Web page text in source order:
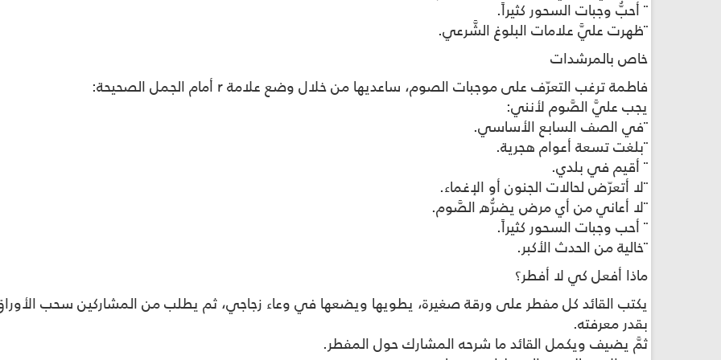
¨ أحبُّ وجبات السحور كثيراً.
¨ظهرت عليَّ علامات البلوغ الشَّرعي.
خاص بالمرشدات
فاطمة ترغب التعرّف على موجبات الصوم، ساعديها من خلال وضع علامة r أمام الجمل الصحيحة:
يجب عليَّ الصَّوم لأنني:
¨في الصف السابع الأساسي.
¨بلغت تسعة أعوام هجرية.
¨ أقيم في بلدي.
¨لا أتعرّض لحالات الجنون أو الإغماء.
¨لا أعاني من أي مرض يضرُّه الصَّوم.
¨ أحب وجبات السحور كثيراً.
¨خالية من الحدث الأكبر.
ماذا أفعل كي لا أفطر؟
يكتب القائد كل مفطر على ورقة صغيرة، يطويها ويضعها في وعاء زجاجي، ثم يطلب من المشاركين سحب
بقدر معرفته.
ثمَّ يضيف ويكمل القائد ما شرحه المشارك حول المفطر.